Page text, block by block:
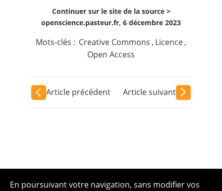
Continuer sur le site de la source >
openscience.pasteur.fr, 6 décembre 2023
Mots-clés : Creative Commons , Licence,
Open Access
Article précédent Article suivant
En poursuivant votre navigation, sans modifier vos